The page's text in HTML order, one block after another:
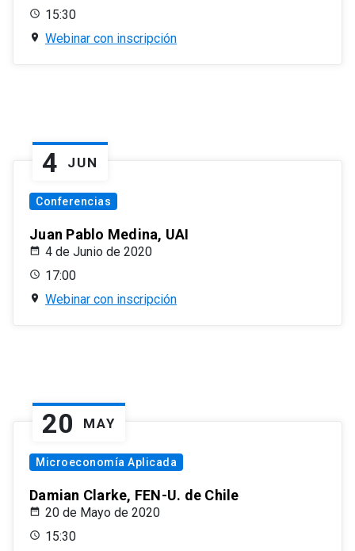
15:30
Webinar con inscripción
4 JUN
Conferencias
Juan Pablo Medina, UAI
4 de Junio de 2020
17:00
Webinar con inscripción
20 MAY
Microeconomía Aplicada
Damian Clarke, FEN-U. de Chile
20 de Mayo de 2020
15:30